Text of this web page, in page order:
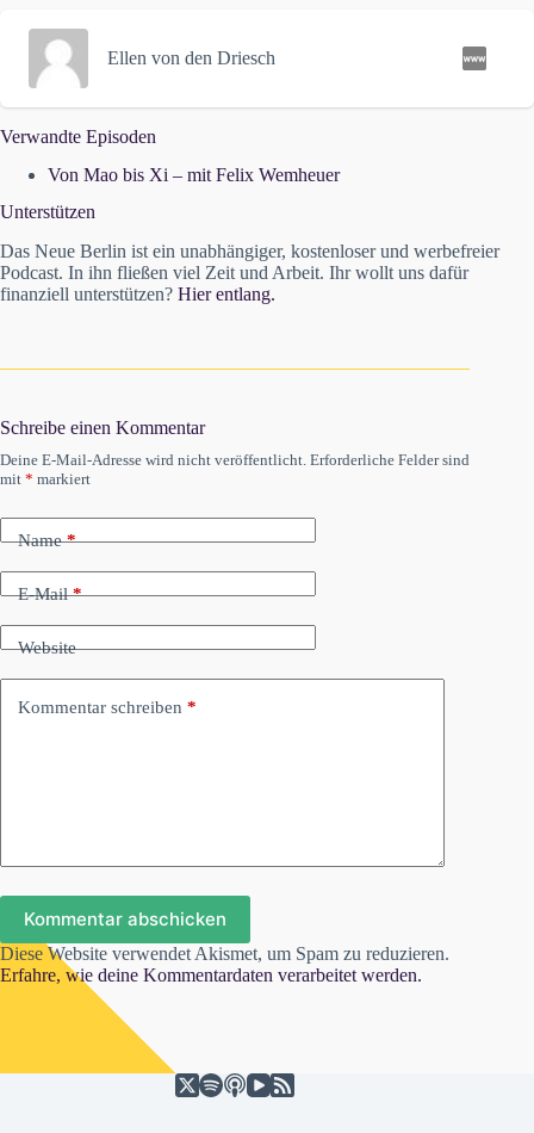
Ellen von den Driesch
Verwandte Episoden
Von Mao bis Xi – mit Felix Wemheuer
Unterstützen
Das Neue Berlin ist ein unabhängiger, kostenloser und werbefreier
Podcast. In ihn fließen viel Zeit und Arbeit. Ihr wollt uns dafür
finanziell unterstützen? Hier entlang.
Schreibe einen Kommentar
Deine E-Mail-Adresse wird nicht veröffentlicht. Erforderliche Felder sind
mit * markiert
Name*
E-Mail*
Website
Kommentar schreiben *
Kommentar abschicken
Diese Website verwendet Akismet, um Spam zu reduzieren.
Erfahre, wie deine Kommentardaten verarbeitet werden.